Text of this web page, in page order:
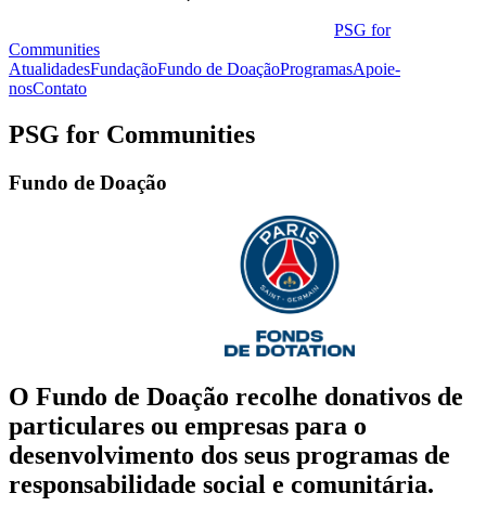
PSG for
Communities
AtualidadesFundaçãoFundo de DoaçãoProgramasApoie-
nosContato
PSG for Communities
Fundo de Doação
O Fundo de Doação recolhe donativos de
particulares ou empresas para o
desenvolvimento dos seus programas de
responsabilidade social e comunitária.